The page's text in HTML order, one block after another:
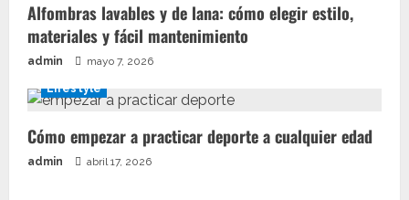
Alfombras lavables y de lana: cómo elegir estilo,
materiales y fácil mantenimiento
admin mayo 7, 2026
Lifestyle
Cómo empezar a practicar deporte a cualquier edad
admin abril 17, 2026